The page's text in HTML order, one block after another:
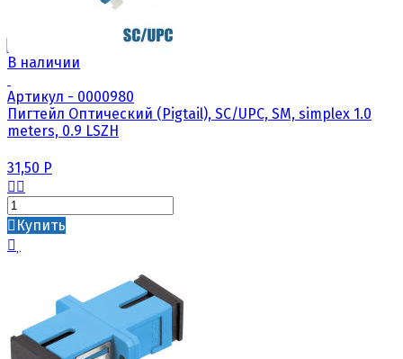
В наличии
Артикул - 0000980
Пигтейл Оптический (Pigtail), SC/UPC, SM, simplex 1.0
meters, 0.9 LSZH
31,50 Р
Купить